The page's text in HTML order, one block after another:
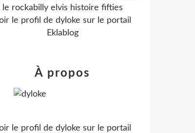
le rockabilly elvis histoire fifties
le profil de dyloke sur le portail
Eklablog
À propos
le profil de dyloke sur le portail